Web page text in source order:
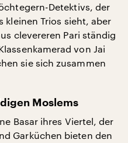
Detektivs, der
kleinen Trios sieht, aber
clevereren Pari ständig
von Jai
sie sich zusammen
Moslems
Basar ihres Viertel, der
Garküchen bieten den